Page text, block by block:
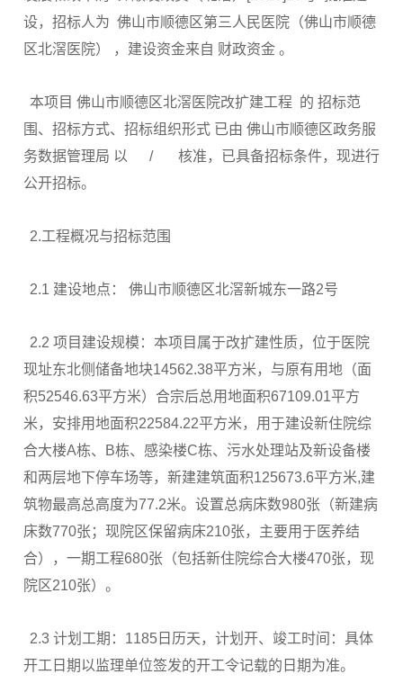
设，招标人为 佛山市顺德区第三人民医院（佛山市顺德
区北滘医院） ，建设资金来自 财政资金 。
本项目 佛山市顺德区北滘医院改扩建工程 的 招标范
围、招标方式、招标组织形式 已由 佛山市顺德区政务服
务数据管理局 以 / 核准，已具备招标条件，现进行
公开招标。
2.工程概况与招标范围
2.1 建设地点： 佛山市顺德区北滘新城东一路2号
2.2 项目建设规模：本项目属于改扩建性质，位于医院
现址东北侧储备地块14562.38平方米，与原有用地（面
积52546.63平方米）合宗后总用地面积67109.01平方
米，安排用地面积22584.22平方米，用于建设新住院综
合大楼A栋、B栋、感染楼C栋、污水处理站及新设备楼
和两层地下停车场等，新建建筑面积125673.6平方米,建
筑物最高总高度为77.2米。设置总病床数980张（新建病
床数770张；现院区保留病床210张，主要用于医养结
合），一期工程680张（包括新住院综合大楼470张，现
院区210张）。
2.3 计划工期：1185日历天，计划开、竣工时间：具体
开工日期以监理单位签发的开工令记载的日期为准。